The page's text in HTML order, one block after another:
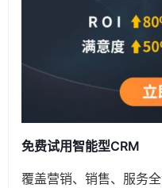
免费试用智能型CRM
覆盖营销、销售、服务